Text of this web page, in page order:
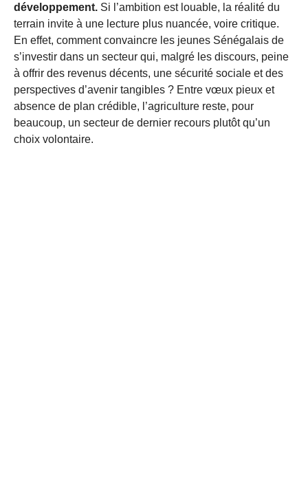
développement. Si l’ambition est louable, la réalité du
terrain invite à une lecture plus nuancée, voire critique.
En effet, comment convaincre les jeunes Sénégalais de
s’investir dans un secteur qui, malgré les discours, peine
à offrir des revenus décents, une sécurité sociale et des
perspectives d’avenir tangibles ? Entre vœux pieux et
absence de plan crédible, l’agriculture reste, pour
beaucoup, un secteur de dernier recours plutôt qu’un
choix volontaire.